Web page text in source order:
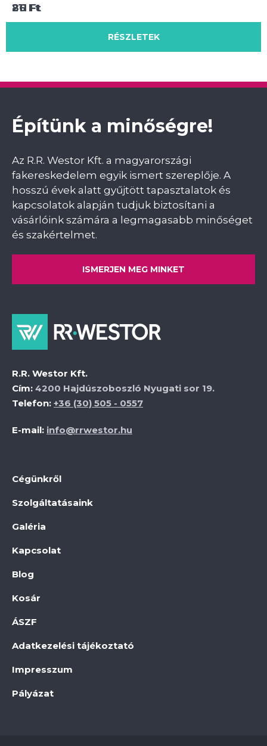
211Ft
RÉSZLETEK
211Ft
RÉSZLETEK
86 Ft
RÉSZLETEK
Építünk a minőségre!
Az R.R. Westor Kft. a magyarországi
fakereskedelem egyik ismert szereplője. A
hosszú évek alatt gyűjtött tapasztalatok és
kapcsolatok alapján tudjuk biztosítani a
vásárlóink számára a legmagasabb minőséget
és szakértelmet.
ISMERJEN MEG MINKET
R.R. Westor Kft.
Cím: 4200 Hajdúszoboszló Nyugati sor 19.
Telefon: +36 (30) 505 - 0557
E-mail: info@rrwestor.hu
Cégünkről
Szolgáltatásaink
Galéria
Kapcsolat
Blog
Kosár
ÁSZF
Adatkezelési tájékoztató
Impresszum
Pályázat